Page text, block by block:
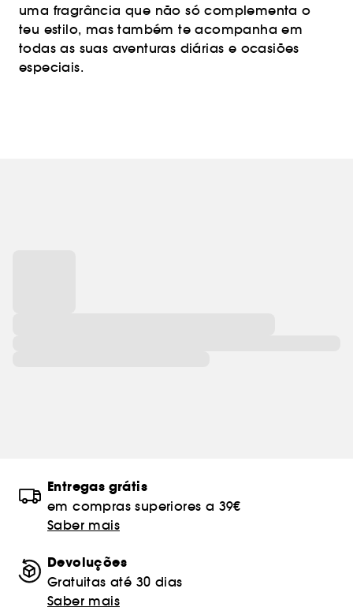
uma fragrância que não só complementa o
teu estilo, mas também te acompanha em
todas as suas aventuras diárias e ocasiões
especiais.
Entregas grátis
em compras superiores a 39€
Saber mais
Devoluções
Gratuitas até 30 dias
Saber mais